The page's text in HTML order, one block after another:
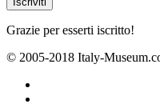
Grazie per esserti iscritto!
© 2005-2018 Italy-